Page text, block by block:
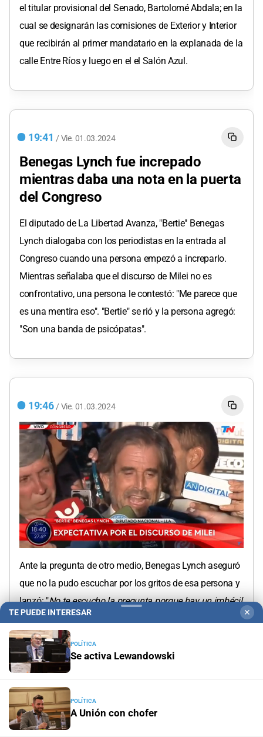
el titular provisional del Senado, Bartolomé Abdala; en la
cual se designarán las comisiones de Exterior y Interior
que recibirán al primer mandatario en la explanada de la
calle Entre Ríos y luego en el el Salón Azul.
19:41 / Vie. 01.03.2024
Benegas Lynch fue increpado
mientras daba una nota en la puerta
del Congreso
El diputado de La Libertad Avanza, "Bertie" Benegas
Lynch dialogaba con los periodistas en la entrada al
Congreso cuando una persona empezó a increparlo.
Mientras señalaba que el discurso de Milei no es
confrontativo, una persona le contestó: "Me parece que
es una mentira eso". "Bertie" se rió y la persona agregó:
"Son una banda de psicópatas".
19:46 / Vie. 01.03.2024
seconds
of
0
seconds
Ante la pregunta de otro medio, Benegas Lynch aseguró
que no la pudo escuchar por los gritos de esa persona y
lanzó: "No te escucho la pregunta porque hay un imbécil
acá hinchando. ¿Hay alguna forma de sacarlo? Está
haciendo algo muy disruptivo para ustedes, sino me
voy", dijo el diputado y se retiró.
19:24 /Vie.
TE PUEDE INTERESAR ✕
POLÍTICA
Se activa Lewandowski
POLÍTICA
A Unión con chofer